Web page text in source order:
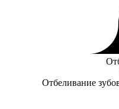
Отбеливание